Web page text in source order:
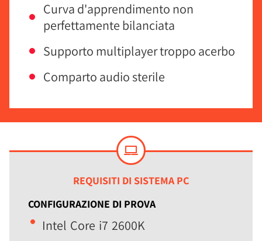
Curva d'apprendimento non
perfettamente bilanciata
Supporto multiplayer troppo acerbo
Comparto audio sterile
REQUISITI DI SISTEMA PC
CONFIGURAZIONE DI PROVA
Intel Core i7 2600K